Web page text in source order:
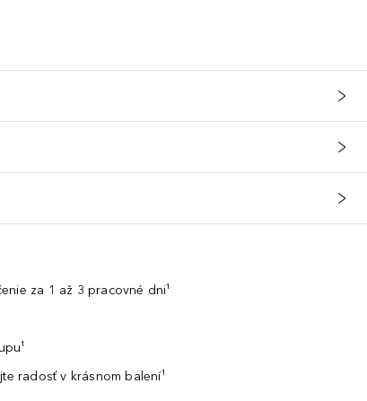
za 1 až 3 pracovné dni¹
radosť v krásnom balení¹